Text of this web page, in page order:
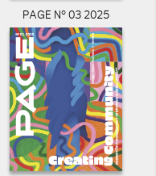
PAGE N° 03 2025